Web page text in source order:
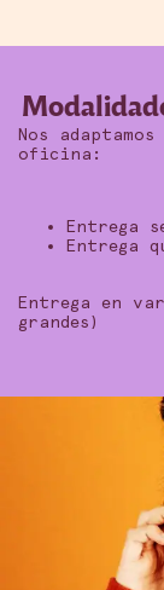
Nos
oficina:
Entrega
Entrega
Entrega en
grandes)